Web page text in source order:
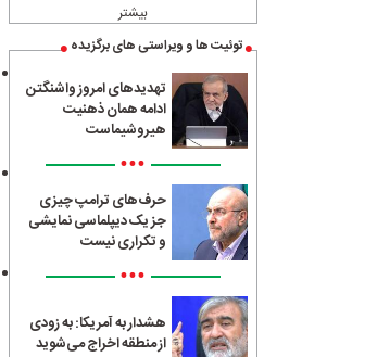
بیشتر
توئیت ها و ویراستی های برگزیده
تهدیدهای امروز واشنگتن
ادامه همان ذهنیت
هیروشیماست
•••
حرف‌های ترامپ چیزی
جز یک دیپلماسی نمایشی
و تکراری نیست
•••
هشدار به آمریکا: به زودی
از منطقه اخراج می‌شوید